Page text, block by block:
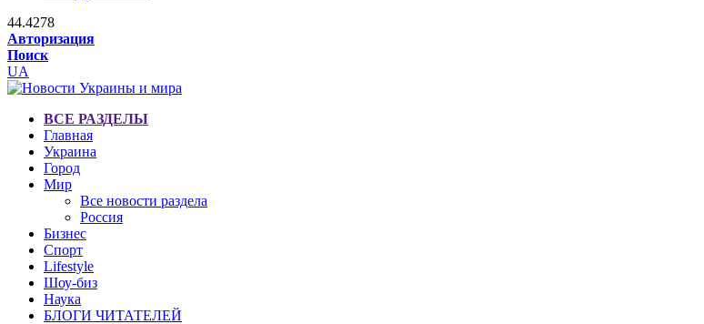
44.4278
Авторизация
Поиск
UA
ВСЕ РАЗДЕЛЫ
Главная
Украина
Город
Мир
Все новости раздела
Россия
Бизнес
Спорт
Lifestyle
Шоу-биз
Наука
БЛОГИ ЧИТАТЕЛЕЙ